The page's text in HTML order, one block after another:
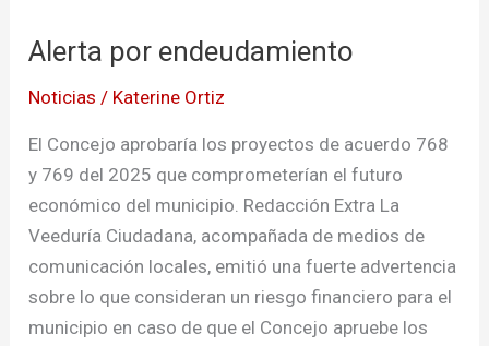
Alerta por endeudamiento
Noticias / Katerine Ortiz
El Concejo aprobaría los proyectos de acuerdo 768
y 769 del 2025 que comprometerían el futuro
económico del municipio. Redacción Extra La
Veeduría Ciudadana, acompañada de medios de
comunicación locales, emitió una fuerte advertencia
sobre lo que consideran un riesgo financiero para el
municipio en caso de que el Concejo apruebe los
endeudamiento